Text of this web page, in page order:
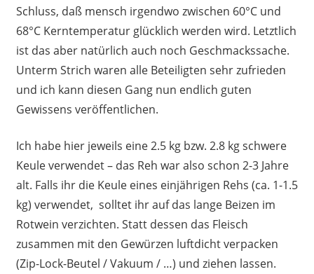
Schluss, daß mensch irgendwo zwischen 60°C und
68°C Kerntemperatur glücklich werden wird. Letztlich
ist das aber natürlich auch noch Geschmackssache.
Unterm Strich waren alle Beteiligten sehr zufrieden
und ich kann diesen Gang nun endlich guten
Gewissens veröffentlichen.
Ich habe hier jeweils eine 2.5 kg bzw. 2.8 kg schwere
Keule verwendet – das Reh war also schon 2-3 Jahre
alt. Falls ihr die Keule eines einjährigen Rehs (ca. 1-1.5
kg) verwendet, solltet ihr auf das lange Beizen im
Rotwein verzichten. Statt dessen das Fleisch
zusammen mit den Gewürzen luftdicht verpacken
(Zip-Lock-Beutel / Vakuum / …) und ziehen lassen.